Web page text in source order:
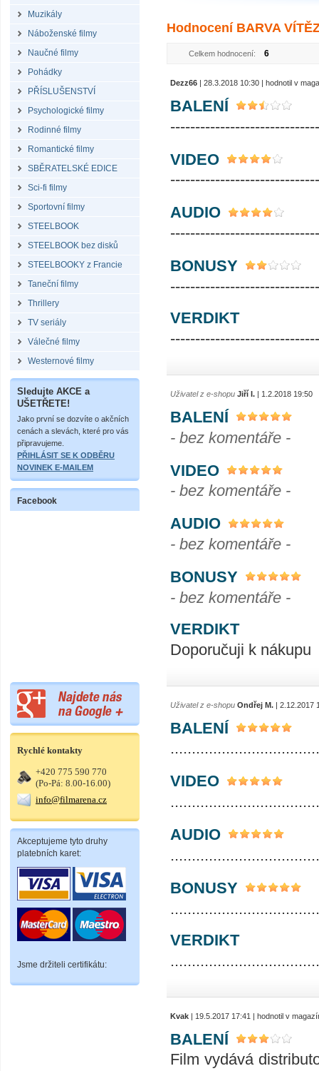
Muzikály
Náboženské filmy
Naučné filmy
Pohádky
PŘÍSLUŠENSTVÍ
Psychologické filmy
Rodinné filmy
Romantické filmy
SBĚRATELSKÉ EDICE
Sci-fi filmy
Sportovní filmy
STEELBOOK
STEELBOOK bez disků
STEELBOOKY z Francie
Taneční filmy
Thrillery
TV seriály
Válečné filmy
Westernové filmy
Sledujte AKCE a
UŠETŘETE!
Jako první se dozvíte o akčních
cenách a slevách, které pro vás
připravujeme.
PŘIHLÁSIT SE K ODBĚRU
NOVINEK E-MAILEM
Facebook
Rychlé kontakty
+420 775 590 770
(Po-Pá: 8.00-16.00)
info@filmarena.cz
Akceptujeme tyto druhy
platebních karet:
Jsme držiteli certifikátu:
Hodnocení BARVA
Celkem hodnocení: 6
Dezz66 | 28.3.2018 10:30 | hodnotil v
BALENÍ
VIDEO
AUDIO
BONUSY
VERDIKT
Uživatel z e-shopu Jiří I. | 1.2.2018 19:50
BALENÍ
- bez komentáře -
VIDEO
- bez komentáře -
AUDIO
- bez komentáře -
BONUSY
- bez komentáře -
VERDIKT
Doporučuji k nákupu
Uživatel z e-shopu Ondřej M. | 2.12.2017
BALENÍ
VIDEO
AUDIO
BONUSY
VERDIKT
Kvak | 19.5.2017 17:41 | hodnotil v
BALENÍ
Film vydává